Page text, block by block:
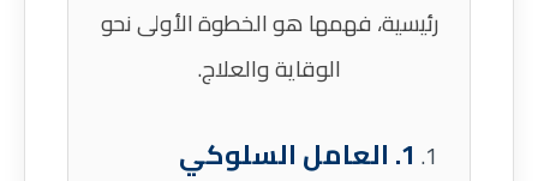
رئيسية، فهمها هو الخطوة الأولى نحو
الوقاية والعلاج.
1. العامل السلوكي